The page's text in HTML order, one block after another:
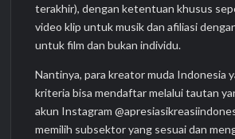
terakhir), dengan ketentuan khusus
video klip untuk musik dan afiliasi
untuk film dan bukan individu.
Nantinya, para kreator muda Indonesia
kriteria bisa mendaftar melalui tautan
akun Instagram
memilih subsektor yang sesuai dan